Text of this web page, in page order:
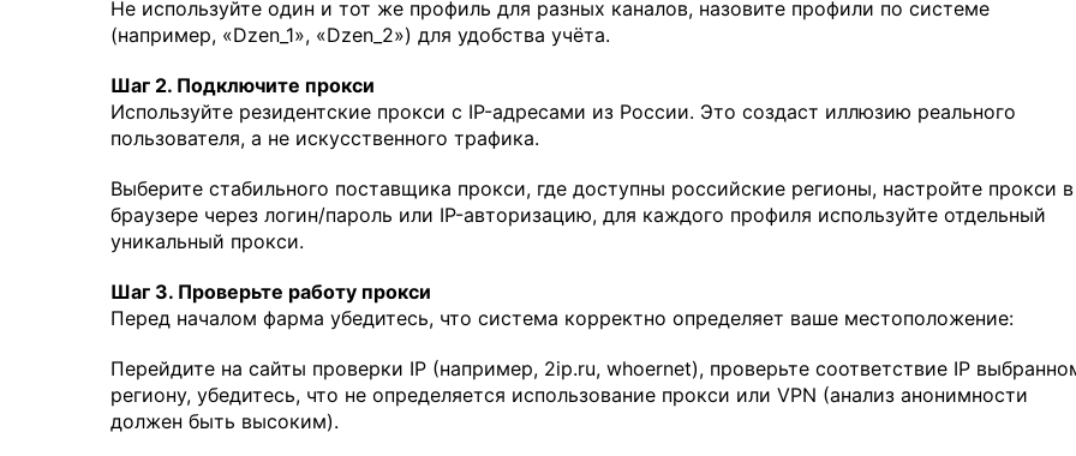
Не используйте один и тот же профиль для разных каналов, назовите профили по системе
(например, «Dzen_1», «Dzen_2») для удобства учёта.
Шаг 2. Подключите прокси
Используйте резидентские прокси с IP-адресами из России. Это создаст иллюзию реального
пользователя, а не искусственного трафика.
Выберите стабильного поставщика прокси, где доступны российские регионы, настройте прокси в
браузере через логин/пароль или IP-авторизацию, для каждого профиля используйте отдельный
уникальный прокси.
Шаг 3. Проверьте работу прокси
Перед началом фарма убедитесь, что система корректно определяет ваше местоположение:
Перейдите на сайты проверки IP (например, 2ip.ru, whoernet), проверьте соответствие IP
региону, убедитесь, что не определяется использование прокси или VPN (анализ анонимности
должен быть высоким).